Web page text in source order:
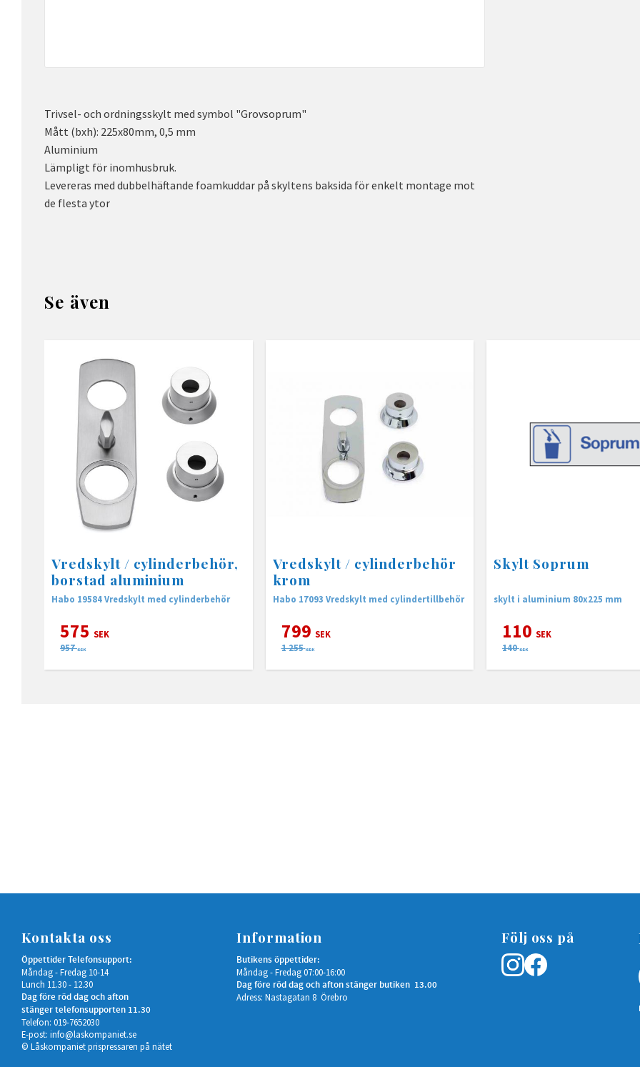
Trivsel- och ordningsskylt med symbol "Grovsoprum"
Mått (bxh): 225x80mm, 0,5 mm
Aluminium
Lämpligt för inomhusbruk.
Levereras med dubbelhäftande foamkuddar på skyltens baksida för enkelt montage mot
de flesta ytor
Se även
Vredskylt / cylinderbehör,
borstad aluminium
Habo 19584 Vredskylt med cylinderbehör
575 SEK
957 SEK
Vredskylt / cylinderbehör
krom
Habo 17093 Vredskylt med cylindertillbehör
799 SEK
1 255 SEK
Skylt Soprum
skylt i aluminium 80x225 mm
110 SEK
140 SEK
Kontakta oss
Öppettider Telefonsupport:
Måndag - Fredag 10-14
Lunch 11.30 - 12.30
Dag före röd dag och afton
stänger telefonsupporten 11.30
Telefon: 019-7652030
E-post: info@laskompaniet.se
© Låskompaniet prispressaren på nätet
Information
Butikens öppettider:
Måndag - Fredag 07:00-16:00
Dag före röd dag och afton stänger butiken 13.00
Adress: Nastagatan 8 Örebro
Följ oss på